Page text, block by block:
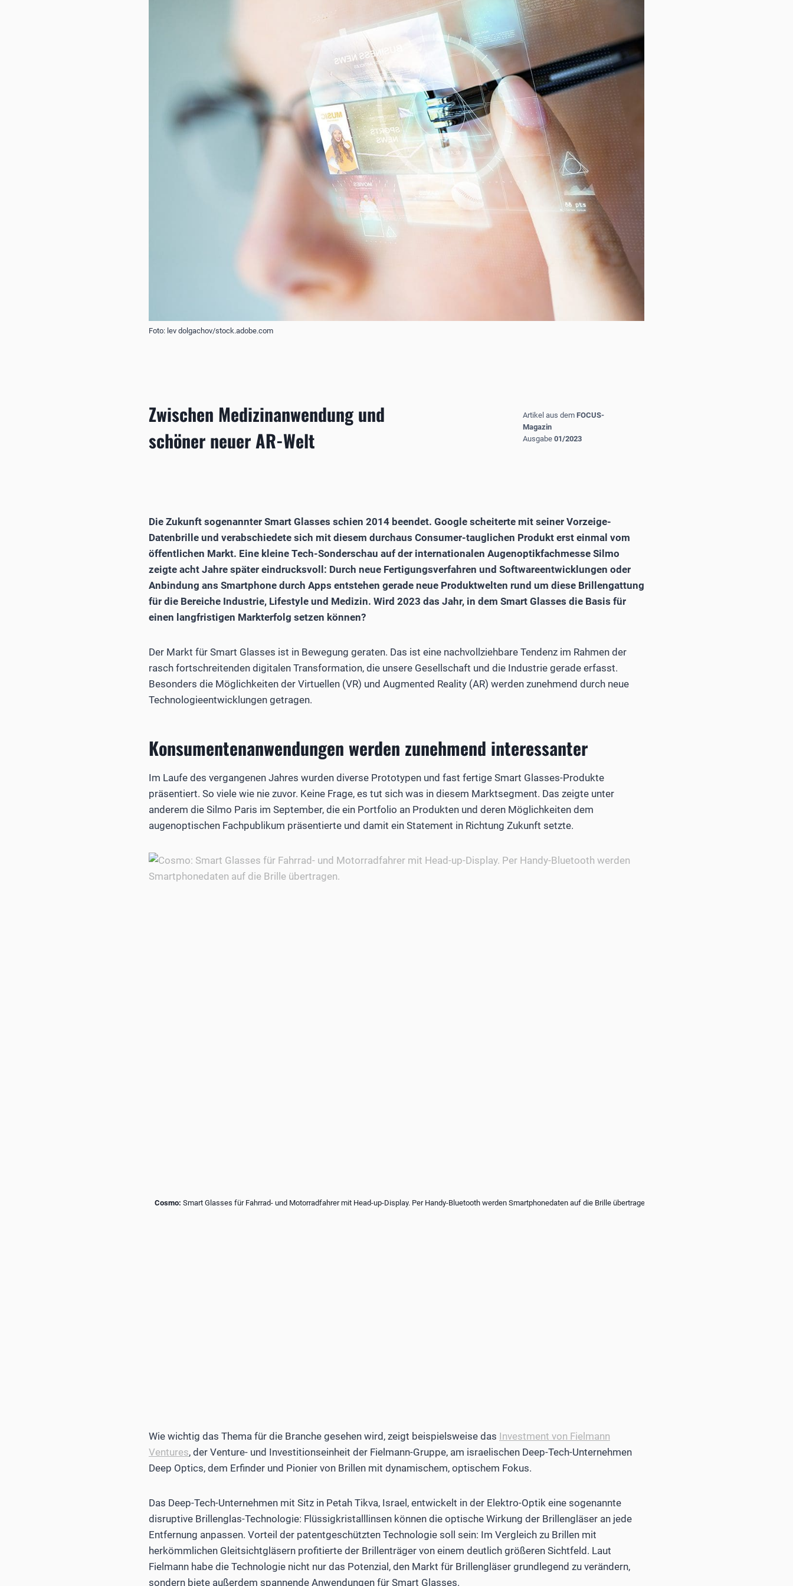
Foto: lev dolgachov/stock.adobe.com
Zwischen Medizinanwendung und
schöner neuer AR-Welt
Artikel aus dem FOCUS-
Magazin
Ausgabe 01/2023
Die Zukunft sogenannter Smart Glasses schien 2014 beendet. Google scheiterte mit seiner Vorzeige-
Datenbrille und verabschiedete sich mit diesem durchaus Consumer-tauglichen Produkt erst einmal vom
öffentlichen Markt. Eine kleine Tech-Sonderschau auf der internationalen Augenoptikfachmesse Silmo
zeigte acht Jahre später eindrucksvoll: Durch neue Fertigungsverfahren und Softwareentwicklungen oder
Anbindung ans Smartphone durch Apps entstehen gerade neue Produktwelten rund um diese Brillengattung
für die Bereiche Industrie, Lifestyle und Medizin. Wird 2023 das Jahr, in dem Smart Glasses die Basis für
einen langfristigen Markterfolg setzen können?
Der Markt für Smart Glasses ist in Bewegung geraten. Das ist eine nachvollziehbare Tendenz im Rahmen der
rasch fortschreitenden digitalen Transformation, die unsere Gesellschaft und die Industrie gerade erfasst.
Besonders die Möglichkeiten der Virtuellen (VR) und Augmented Reality (AR) werden zunehmend durch neue
Technologieentwicklungen getragen.
Konsumentenanwendungen werden zunehmend interessanter
Im Laufe des vergangenen Jahres wurden diverse Prototypen und fast fertige Smart Glasses-Produkte
präsentiert. So viele wie nie zuvor. Keine Frage, es tut sich was in diesem Marktsegment. Das zeigte unter
anderem die Silmo Paris im September, die ein Portfolio an Produkten und deren Möglichkeiten dem
augenoptischen Fachpublikum präsentierte und damit ein Statement in Richtung Zukunft setzte.
Cosmo: Smart Glasses für Fahrrad- und Motorradfahrer mit Head-up-Dis­play. Per Handy-Bluetooth werden Smartphonedaten auf die Brille übertragen.
Wie wichtig das Thema für die Branche gesehen wird, zeigt beispielsweise das Investment von Fielmann
Ventures, der ­Venture- und Investitionseinheit der Fielmann-Gruppe, am i­sraelischen Deep-Tech-Unternehmen
Deep Optics, dem Erfinder und Pionier von Brillen mit dynamischem, optischem Fokus.
Das Deep-Tech-Unternehmen mit Sitz in Petah Tikva, Israel, entwickelt in der Elektro-Optik eine sogenannte
disruptive Brillenglas-Technologie: Flüssigkristalllinsen können die optische Wirkung der Brillengläser an jede
Entfernung anpassen. Vorteil der patentgeschützten Technologie soll sein: Im Vergleich zu Brillen mit
herkömmlichen Gleitsichtgläsern profi­tierte der Brillenträger von einem deutlich größeren Sichtfeld. Laut
Fielmann habe die Technologie nicht nur das Potenzial, den Markt für Brillengläser grundlegend zu verändern,
sondern biete außerdem spannende Anwendungen für Smart Glasses.